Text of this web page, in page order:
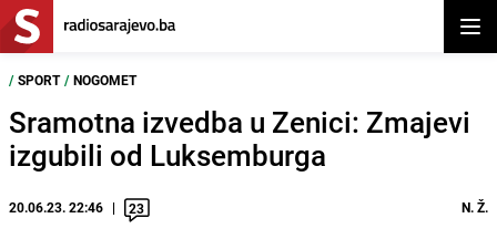
/ SPORT / NOGOMET
Sramotna izvedba u Zenici: Zmajevi
izgubili od Luksemburga
20.06.23. 22:46 23 N. Ž.